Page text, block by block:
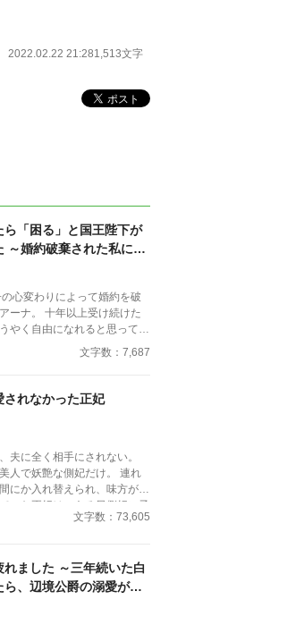
2022.02.22 21:281,513文字
ら「困る」と国王陛下が
～婚約破棄された私に、
下が求婚してきます〜
受け続けた
やく自由になれると思ってい
に生きてきた彼女だった。
されながら、世界一幸せな王
ストーリー。
文字数：7,687
されなかった正妃
夫に全く相手にされない。
で妖艶な側妃だけ。 連れ
にか入れ替えられ、味方がい
いた正妃は、ある日側妃に子
分の子として育てろと無茶振
ヨムさんにも
ころは、血の流れるシーン
ためです。このような考え方
文字数：73,605
れました ～三年続いた白
、辺境公爵の溺愛が待